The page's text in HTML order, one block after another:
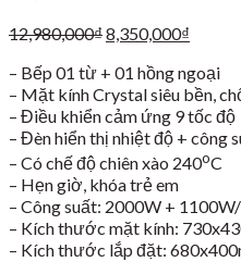
12,980,000₫Giá
là:
12,980,000₫.
8,350,000₫
tại
là:
– Bếp 01 từ + 01 hồng ngoại
– Mặt kính Crystal siêu bền,
– Điều khiển cảm ứng 9 tốc độ
– Đèn hiển thị nhiệt độ + công
– Có chế độ chiên xào 240oC
– Hẹn giờ, khóa trẻ em
– Công suất: 2000W +
– Kích thước mặt kính:
– Kích thước lắp đặt: